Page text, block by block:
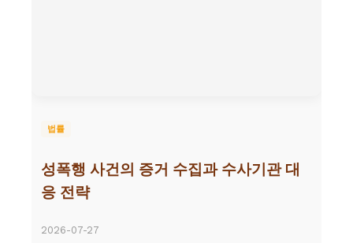
법률
성폭행 사건의 증거 수집과 수사기관 대
응 전략
2026-07-27